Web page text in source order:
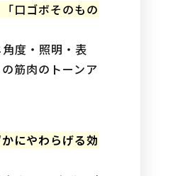
口ゴボそのもの
度・照明・表
筋肉のトーンア
にやわらげる効